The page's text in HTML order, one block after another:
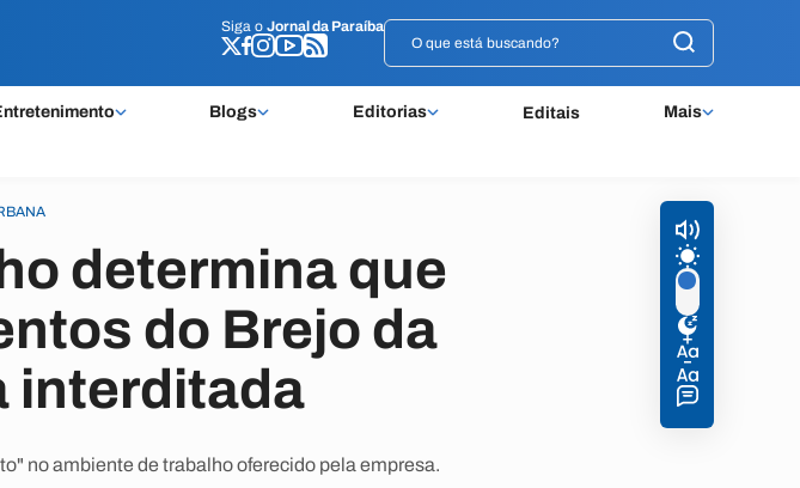
Siga o Jornal da Paraíba
Blogs Editorias Editais Mais
Siga o Jornal da Paraíba
determina que
do Brejo da
interditada
no ambiente de trabalho oferecido pela empresa.